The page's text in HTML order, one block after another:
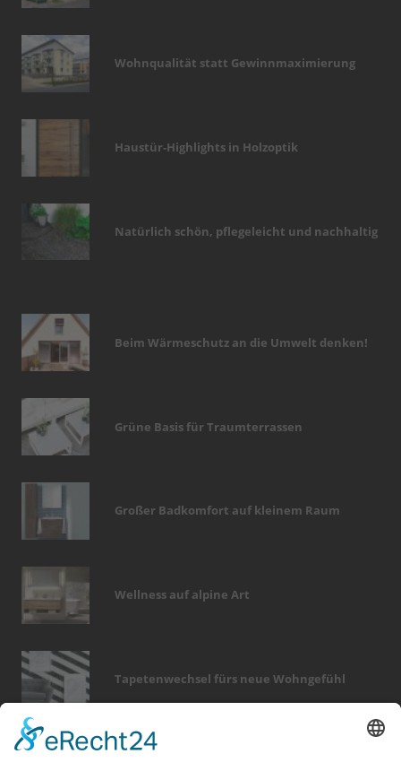
Wohnqualität statt Gewinnmaximierung
Haustür-Highlights in Holzoptik
Natürlich schön, pflegeleicht und nachhaltig
Beim Wärmeschutz an die Umwelt denken!
Grüne Basis für Traumterrassen
Großer Badkomfort auf kleinem Raum
Wellness auf alpine Art
Tapetenwechsel fürs neue Wohngefühl